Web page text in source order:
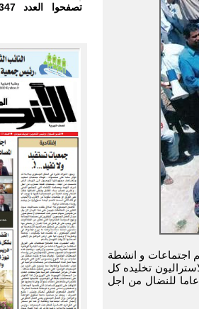
عن العمل و تنظيم اجتماعات و انشطة
الاستراليون تخليده كل
سنة . بعد ذلك جاء دور العمال الامريكيين حيث قرر اتحاد العمال الامريكيين ان يكون عام 1886 عاما للنضال من اجل